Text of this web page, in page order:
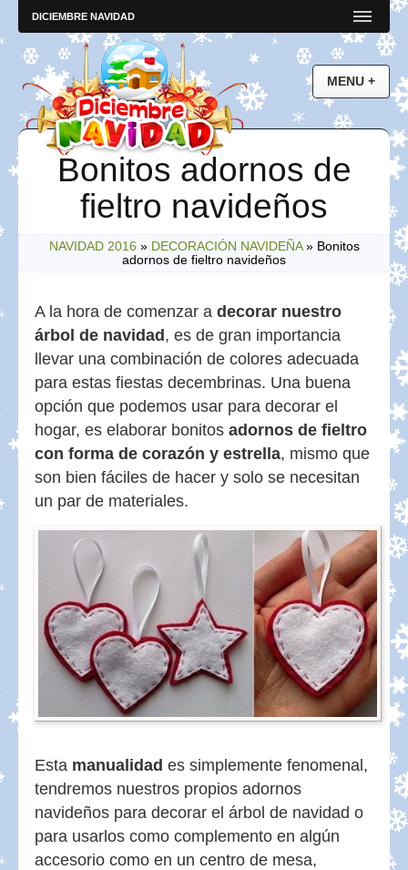
DICIEMBRE NAVIDAD
Bonitos adornos de
fieltro navideños
NAVIDAD 2016 » DECORACIÓN NAVIDEÑA» Bonitos
adornos de fieltro navideños
A la hora de comenzar a decorar nuestro
árbol de navidad , es de gran importancia
llevar una combinación de colores adecuada
para estas fiestas decembrinas. Una buena
opción que podemos usar para decorar el
hogar, es elaborar bonitos adornos de fieltro
con forma de corazón y estrella, mismo que
son bien fáciles de hacer y solo se necesitan
un par de materiales.
Esta manualidad es simplemente fenomenal,
tendremos nuestros propios adornos
navideños para decorar el árbol de navidad o
para usarlos como complemento en algún
accesorio como en un centro de mesa,